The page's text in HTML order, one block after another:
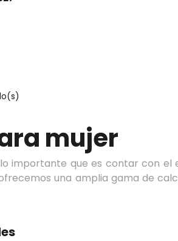
mujer
importante que es contar con el
una amplia gama de